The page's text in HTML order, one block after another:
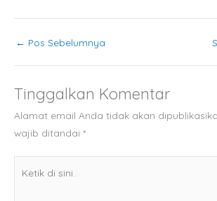
← Pos Sebelumnya
Tinggalkan Komentar
Alamat email Anda tidak akan
wajib ditandai *